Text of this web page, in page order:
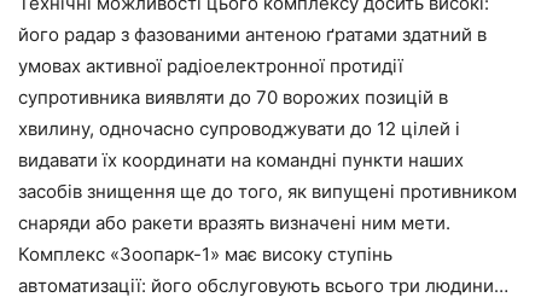
його радар з фазованими антеною ґратами здатний в
умовах активної радіоелектронної протидії
супротивника виявляти до 70 ворожих позицій в
хвилину, одночасно супроводжувати до 12 цілей і
видавати їх координати на командні пункти наших
засобів знищення ще до того, як випущені противником
снаряди або ракети вразять визначені ним мети.
Комплекс «Зоопарк-1» має високу ступінь
автоматизації: його обслуговують всього три людини…